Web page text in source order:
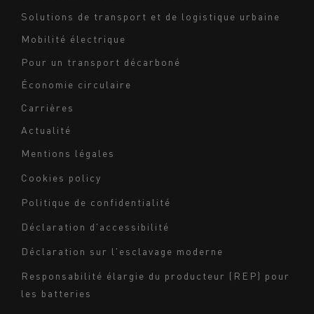
Solutions de transport et de logistique urbaine
Mobilité électrique
Pour un transport décarboné
Économie circulaire
Carrières
Actualité
bas
de
page
-
Milieu
Mentions légales
Cookies policy
Politique de confidentialité
Déclaration d'accessibilité
Déclaration sur l'esclavage moderne
Responsabilité élargie du producteur (REP) pour
les batteries